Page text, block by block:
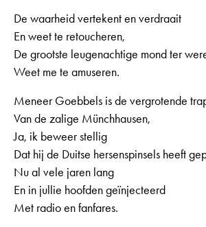
De waarheid vertekent en verdraait
En weet te retoucheren,
De grootste leugenachtige mond ter
Weet me te amuseren.
Meneer Goebbels is de vergrotende
Van de zalige Münchhausen,
Ja, ik beweer stellig
Dat hij de Duitse hersenspinsels heeft
Nu al vele jaren lang
En in jullie hoofden geïnjecteerd
Met radio en fanfares.